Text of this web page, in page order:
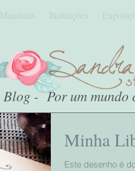
Mandalas Ilustrações
Blog - Por um mundo
Minha
Este desenho é